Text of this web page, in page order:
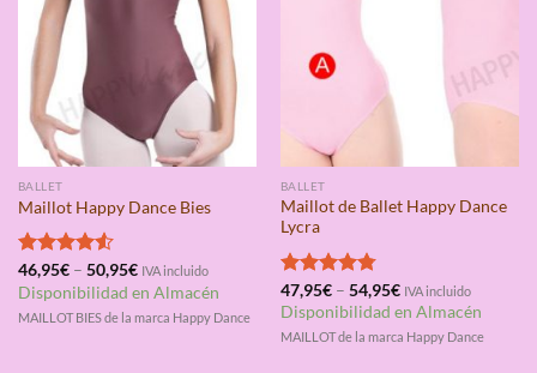
BALLET
Maillot Happy Dance Bies
Valorado
con4.50
46,95€– 50,95€ IVA incluido
Disponibilidad en Almacén
MAILLOT BIES de la marca Happy Dance
BALLET
Maillot de Ballet Happy Dance
Lycra
Valorado
con4.75
de 5
47,95€– 54,95€ IVA incluido
Disponibilidad en Almacén
MAILLOT de la marca Happy Dance